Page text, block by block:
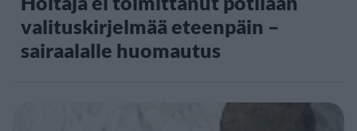
valituskirjelmää eteenpäin –
sairaalalle huomautus